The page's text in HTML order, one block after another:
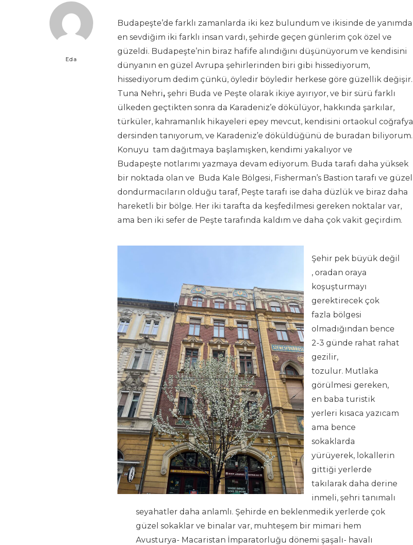
Eda
Budapeşte’de farklı zamanlarda iki kez bulundum ve ikisinde de yanımda
en sevdiğim iki farklı insan vardı, şehirde geçen günlerim çok özel ve
güzeldi. Budapeşte’nin biraz hafife alındığını düşünüyorum ve kendisini
dünyanın en güzel Avrupa şehirlerinden biri gibi hissediyorum,
hissediyorum dedim çünkü, öyledir böyledir herkese göre güzellik değişir.
Tuna Nehri, şehri Buda ve Peşte olarak ikiye ayırıyor, ve bir sürü farklı
ülkeden geçtikten sonra da Karadeniz’e dökülüyor, hakkında şarkılar,
türküler, kahramanlık hikayeleri epey mevcut, kendisini ortaokul coğrafya
dersinden tanıyorum, ve Karadeniz’e döküldüğünü de buradan biliyorum.
Konuyu tam dağıtmaya başlamışken, kendimi yakalıyor ve
Budapeşte notlarımı yazmaya devam ediyorum. Buda tarafı daha yüksek
bir noktada olan ve Buda Kale Bölgesi, Fisherman’s Bastion tarafı ve güzel
dondurmacıların olduğu taraf, Peşte tarafı ise daha düzlük ve biraz daha
hareketli bir bölge. Her iki tarafta da keşfedilmesi gereken noktalar var,
ama ben iki sefer de Peşte tarafında kaldım ve daha çok vakit geçirdim.
Şehir pek büyük değil
, oradan oraya
koşuşturmayı
gerektirecek çok
fazla bölgesi
olmadığından bence
2-3 günde rahat rahat
gezilir,
tozulur. Mutlaka
görülmesi gereken,
en baba turistik
yerleri kısaca yazıcam
ama bence
sokaklarda
yürüyerek, lokallerin
gittiği yerlerde
takılarak daha derine
inmeli, şehri tanımalı
seyahatler daha anlamlı. Şehirde en beklenmedik yerlerde çok
güzel sokaklar ve binalar var, muhteşem bir mimari hem
Avusturya- Macaristan İmparatorluğu dönemi şaşalı- havalı